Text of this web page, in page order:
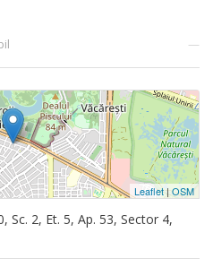
—
Leaflet|OSM
Sc. 2, Et. 5, Ap. 53, Sector 4,